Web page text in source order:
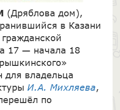
(Дряблова дом),
в Казани
17 — начала 18
для владельца
И.А. Михляева,
по